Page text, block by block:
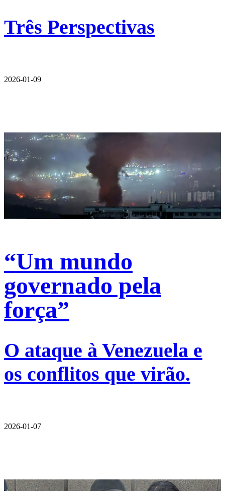
Três Perspectivas
2026-01-09
“Um mundo
governado pela
força”
O ataque à Venezuela e
os conflitos que virão.
2026-01-07